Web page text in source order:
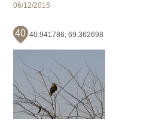
06/12/2015
40 40.941786; 69.362698